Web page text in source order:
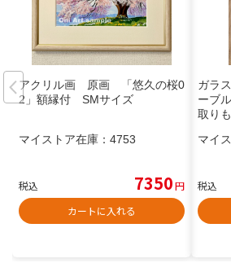
アクリル画 原画 「悠久の桜0
2」額縁付 SMサイズ
マイストア在庫： 4753
税込 7350円
カートに入れる
ガラ
ーブ
取り
マイ
税込